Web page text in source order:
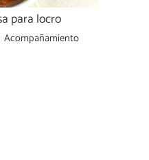
para locro
Acompañamiento